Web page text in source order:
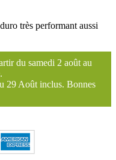
très performant aussi
du samedi 2 août au
29 Août inclus. Bonnes